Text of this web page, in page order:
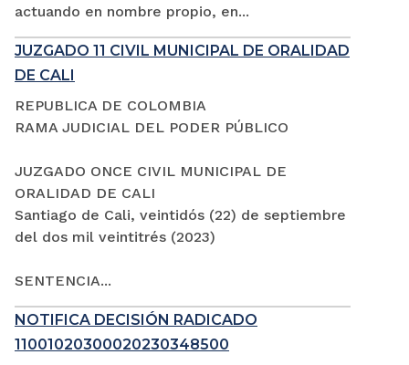
actuando en nombre propio, en...
JUZGADO 11 CIVIL MUNICIPAL DE ORALIDAD
DE CALI
REPUBLICA DE COLOMBIA
RAMA JUDICIAL DEL PODER PÚBLICO
JUZGADO ONCE CIVIL MUNICIPAL DE
ORALIDAD DE CALI
Santiago de Cali, veintidós (22) de septiembre
del dos mil veintitrés (2023)
SENTENCIA...
NOTIFICA DECISIÓN RADICADO
11001020300020230348500